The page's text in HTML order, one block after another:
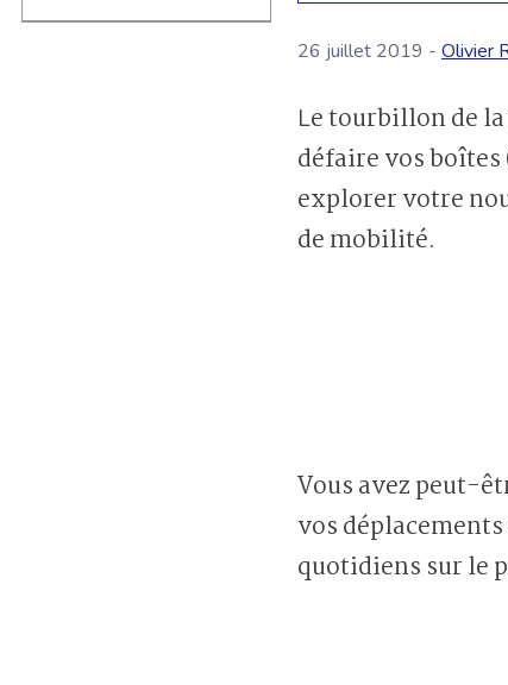
26 juillet 2019 - Olivier
Le tourbillon de la fête nationale du déménagement s’est dissipé et vous avez enfin fini de
défaire vos
explorer votre
de mobilité.
Vous avez peut-
vos
quotidiens sur le